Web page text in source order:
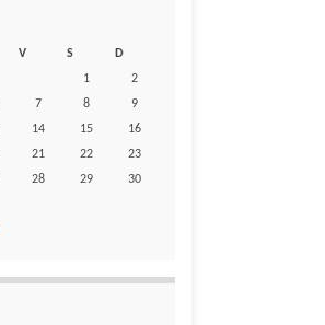
V S
D
1
2
7 8
9
14 15
16
21 22
23
28 29
30